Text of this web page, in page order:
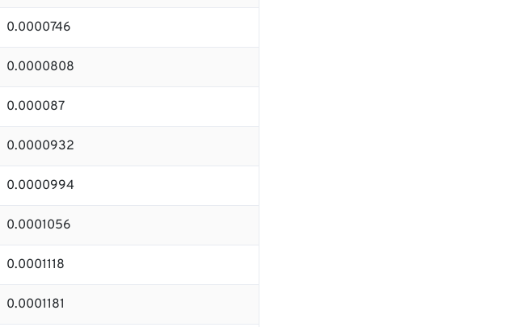
0.0000746
0.0000808
0.000087
0.0000932
0.0000994
0.0001056
0.0001118
0.0001181